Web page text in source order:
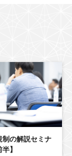
制の解説セミナ
】